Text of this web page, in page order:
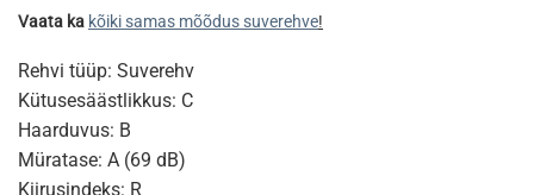
Vaata ka kõiki samas mõõdus suverehve!
Rehvi tüüp: Suverehv
Kütusesäästlikkus: C
Haarduvus: B
Müratase: A (69 dB)
Kiirusindeks: R